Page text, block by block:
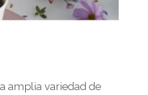
amplia variedad de